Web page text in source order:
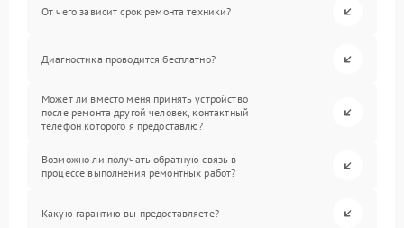
От чего зависит срок ремонта техники?
Диагностика проводится бесплатно?
Может ли вместо меня принять устройство
после ремонта другой человек, контактный
телефон которого я предоставлю?
Возможно ли получать обратную связь в
процессе выполнения ремонтных работ?
Какую гарантию вы предоставляете?